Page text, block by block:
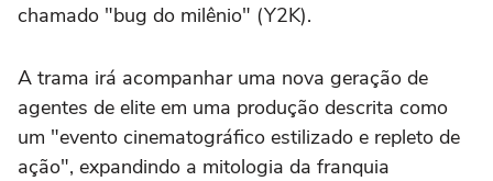
chamado "bug do milênio" (Y2K).
A trama irá acompanhar uma nova geração de
agentes de elite em uma produção descrita como
um "evento cinematográfico estilizado e repleto de
ação", expandindo a mitologia da franquia